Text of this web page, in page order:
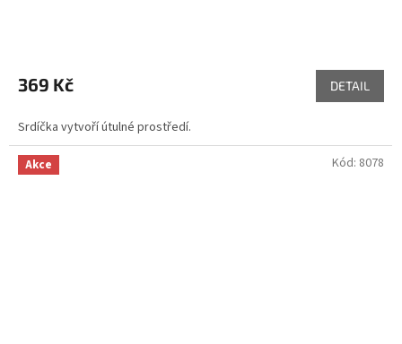
369 Kč DETAIL
Srdíčka vytvoří útulné prostředí.
Akce Kód: 8078